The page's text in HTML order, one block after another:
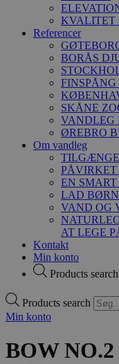
KVALITET
Referencer
BORÅS
SKÅNE
VANDLEG
ØREBRO
Om vandleg
PÅVIRKET
EN
LAD
VAND OG
AT LEGE
Kontakt
Min konto
Products search
Products search
Min konto
BOW NO.2